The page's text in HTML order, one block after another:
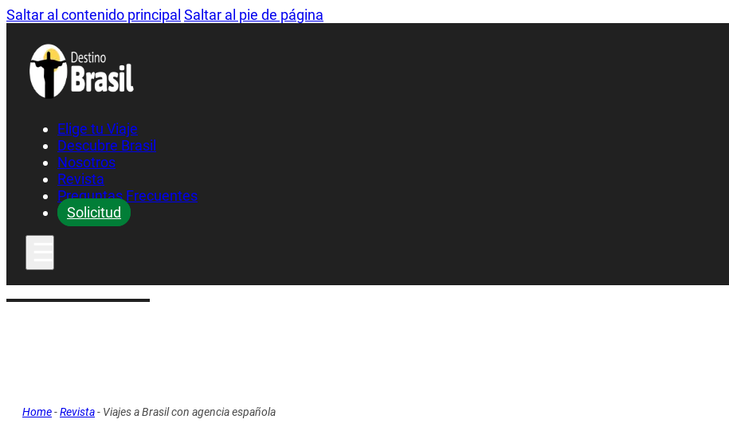
Saltar al contenido principal Saltar al pie de página
Elige tu Viaje
Descubre Brasil
Nosotros
Revista
Preguntas Frecuentes
Solicitud
Home-Revista- Viajes a Brasil con agencia española